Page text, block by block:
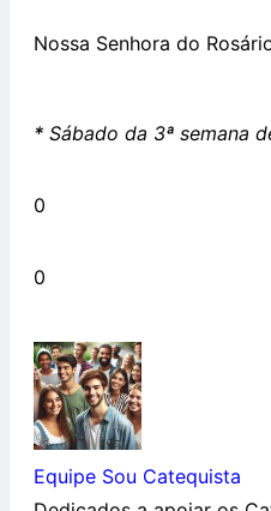
Nossa Senhora do
* Sábado da 3ª semana
0
0
Equipe Sou Catequista